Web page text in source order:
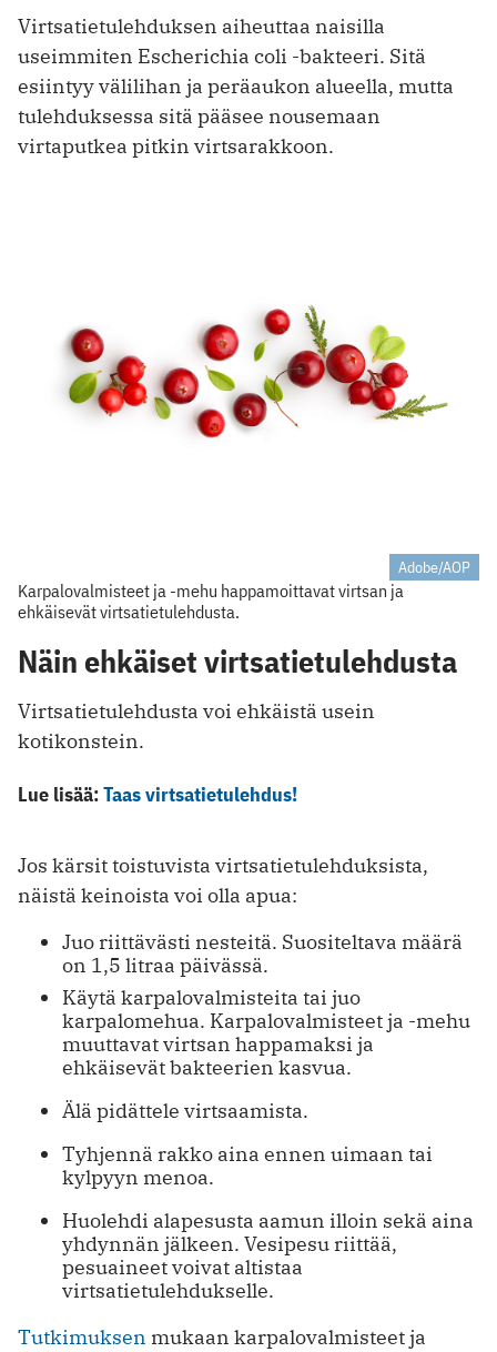
Virtsatietulehduksen aiheuttaa naisilla
useimmiten Escherichia coli -bakteeri. Sitä
esiintyy välilihan ja peräaukon alueella, mutta
tulehduksessa sitä pääsee nousemaan
virtaputkea pitkin virtsarakkoon.
Adobe/AOP
Karpalovalmisteet ja -mehu happamoittavat virtsan ja
ehkäisevät virtsatietulehdusta.
Näin ehkäiset virtsatietulehdusta
Virtsatietulehdusta voi ehkäistä usein
kotikonstein.
Lue lisää:Taas virtsatietulehdus!
Jos kärsit toistuvista virtsatietulehduksista,
näistä keinoista voi olla apua:
Juo riittävästi nesteitä. Suositeltava määrä
on 1,5 litraa päivässä.
Käytä karpalovalmisteita tai juo
karpalomehua. Karpalovalmisteet ja -mehu
muuttavat virtsan happamaksi ja
ehkäisevät bakteerien kasvua.
Älä pidättele virtsaamista.
Tyhjennä rakko aina ennen uimaan tai
kylpyyn menoa.
Huolehdi alapesusta aamun illoin sekä aina
yhdynnän jälkeen. Vesipesu riittää,
pesuaineet voivat altistaa
virtsatietulehdukselle.
Tutkimuksen mukaan karpalovalmisteet ja